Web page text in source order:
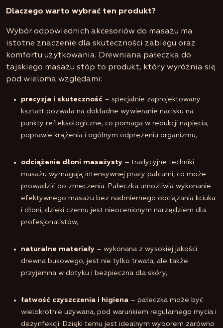
Dlaczego warto wybrać ten produkt?
Wybór odpowiednich akcesoriów do masażu ma
istotne znaczenie dla skuteczności zabiegu oraz
komfortu użytkowania. Drewniana pałeczka do
tajskiego masażu stóp to produkt, który wyróżnia się
pod wieloma względami:
precyzja i skuteczność – specjalnie zaprojektowany
kształt pozwala na dokładne wywieranie nacisku na
punkty refleksologiczne, co pomaga w redukcji napięcia,
poprawie krążenia i ogólnym odprężeniu organizmu,
odciążenie dłoni masażysty – tradycyjne techniki
masażu wymagają intensywnej pracy palcami, co może
prowadzić do zmęczenia. Pałeczka umożliwia wykonanie
efektywnego masażu bez nadmiernego obciążania kciuka
i dłoni, dzięki czemu jest nieocenionym narzędziem dla
profesjonalistów,
naturalne materiały – wykonana z wysokiej jakości
drewna bukowego, jest nie tylko trwała, ale także
przyjemna w dotyku i bezpieczna dla skóry,
łatwość czyszczenia i higiena – pałeczka może być
wielokrotnie używana, pod warunkiem regularnego mycia i
dezynfekcji. Dzięki temu jest idealnym wyborem zarówno